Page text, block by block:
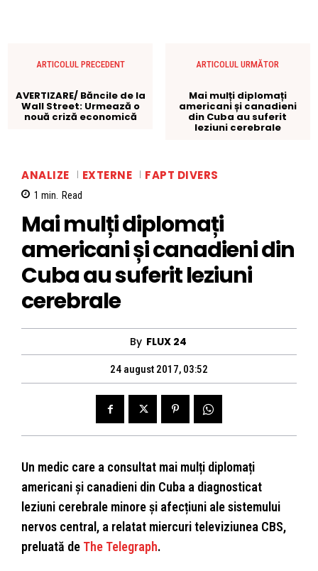
ARTICOLUL PRECEDENT
AVERTIZARE/ Băncile de la
Wall Street: Urmează o
nouă criză economică
ARTICOLUL URMĂTOR
Mai mulți diplomați
americani și canadieni
din Cuba au suferit
leziuni cerebrale